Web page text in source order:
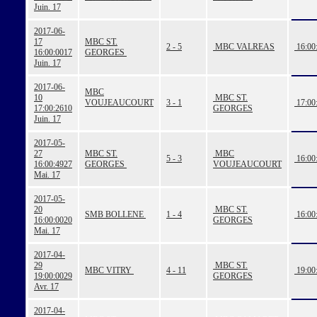
Juin. 17
2017-06-
17
16:00:0017
Juin. 17
MBC ST.
GEORGES
2 - 5 MBC VALREAS
2017-06-
10
17:00:2610
Juin. 17
MBC
VOUJEAUCOURT
3 - 1
MBC ST.
GEORGES
2017-05-
27
16:00:4927
Mai. 17
MBC ST.
GEORGES
5 - 3
MBC
VOUJEAUCOURT
2017-05-
20
16:00:0020
Mai. 17
SMB BOLLENE 1 - 4
MBC ST.
GEORGES
2017-04-
29
19:00:0029
Avr. 17
MBC VITRY 4 - 11
MBC ST.
GEORGES
2017-04-